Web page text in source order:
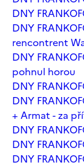
DNY
DNY
rencontrent
DNY
pohnul horou
DNY
DNY
+ Armat - za
DNY
DNY
DNY